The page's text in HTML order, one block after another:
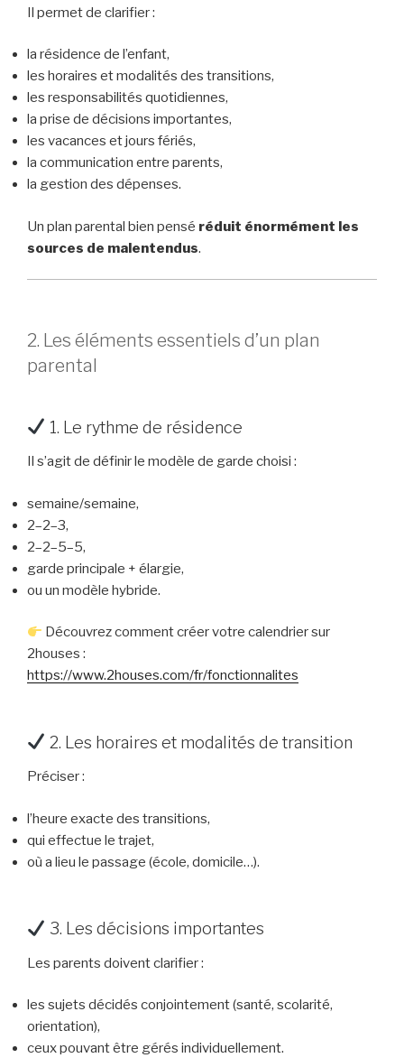
Il permet de clarifier :
la résidence de l’enfant,
les horaires et modalités des transitions,
les responsabilités quotidiennes,
la prise de décisions importantes,
les vacances et jours fériés,
la communication entre parents,
la gestion des dépenses.
Un plan parental bien pensé réduit énormément les
sources de malentendus.
2. Les éléments essentiels d’un plan
parental
1. Le rythme de résidence
Il s’agit de définir le modèle de garde choisi :
semaine/semaine,
2–2–3,
2–2–5–5,
garde principale + élargie,
ou un modèle hybride.
Découvrez comment créer votre calendrier sur
2houses :
https://www.2houses.com/fr/fonctionnalites
2. Les horaires et modalités de transition
Préciser :
l’heure exacte des transitions,
qui effectue le trajet,
où a lieu le passage (école, domicile…).
3. Les décisions importantes
Les parents doivent clarifier :
les sujets décidés conjointement (santé, scolarité,
orientation),
ceux pouvant être gérés individuellement.